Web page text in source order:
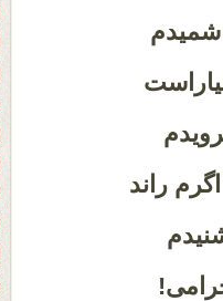
شمیدم
راند